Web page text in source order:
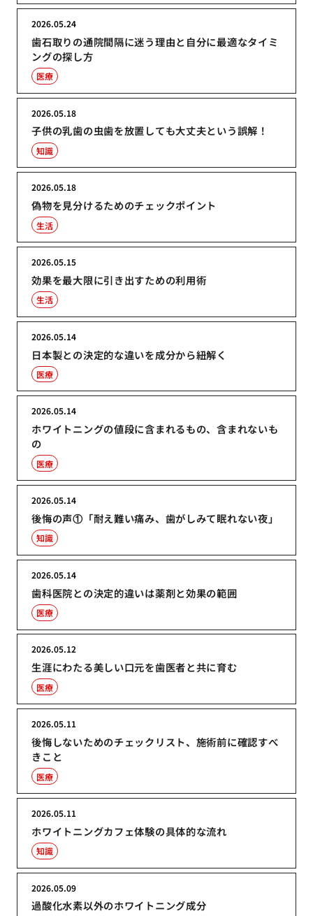
歯石取りの通院間隔に迷う理由と自分に最適なタイミ
ングの探し方
2026.05.24
医療
子供の乳歯の虫歯を放置しても大丈夫という誤解！
2026.05.18
知識
偽物を見分けるためのチェックポイント
2026.05.18
生活
効果を最大限に引き出すための利用術
2026.05.15
生活
日本製との決定的な違いを成分から紐解く
2026.05.14
医療
ホワイトニングの値段に含まれるもの、含まれないも
の
2026.05.14
医療
後悔の声①「耐え難い痛み、歯がしみて眠れない夜」
2026.05.14
知識
歯科医院との決定的違いは薬剤と効果の範囲
2026.05.14
医療
生涯にわたる美しい口元を歯医者と共に育む
2026.05.12
医療
後悔しないためのチェックリスト、施術前に確認すべ
きこと
2026.05.11
医療
ホワイトニングカフェ体験の具体的な流れ
2026.05.11
知識
過酸化水素以外のホワイトニング成分
2026.05.09